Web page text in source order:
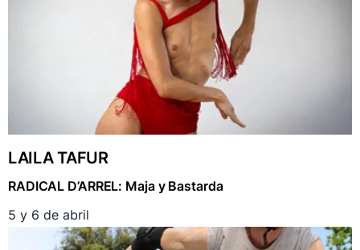
LAILA TAFUR
RADICAL D’ARREL: Maja y Bastarda
5 y 6 de abril